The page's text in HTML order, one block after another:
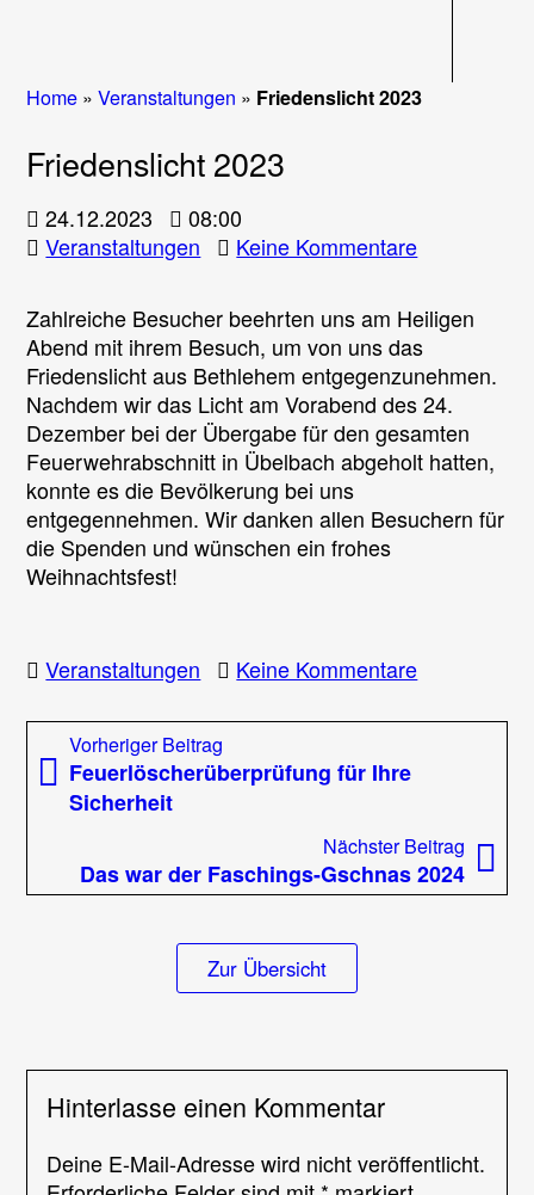
Home »Veranstaltungen » Friedenslicht 2023
Friedenslicht 2023
24.12.2023
08:00
Veranstaltungen
Keine Kommentarezu
Zahlreiche Besucher beehrten uns am Heiligen
Abend mit ihrem Besuch, um von uns das
Friedenslicht aus Bethlehem entgegenzunehmen.
Nachdem wir das Licht am Vorabend des 24.
Dezember bei der Übergabe für den gesamten
Feuerwehrabschnitt in Übelbach abgeholt hatten,
konnte es die Bevölkerung bei uns
entgegennehmen. Wir danken allen Besuchern für
die Spenden und wünschen ein frohes
Weihnachtsfest!
Veranstaltungen Keine Kommentarezu
2023
Beitragsnavigation
Vorheriger Beitrag
Beitrag:
Feuerlöscherüberprüfung für Ihre
Sicherheit
Nächster Beitrag
Das war der Faschings-Gschnas 2024
Zur Übersicht
Hinterlasse einen Kommentar
Deine E-Mail-Adresse wird nicht veröffentlicht.